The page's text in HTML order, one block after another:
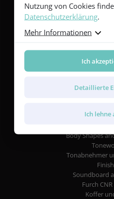
Yellow
Green
Blue
Rainbow
Body Shapes
Tonabnehmer
Soundboard
Furch
Koffer
Nutzung von Cookies
Datenschutzerklärung.
Mehr Informationen
Ich
Detaillierte
Ich lehne